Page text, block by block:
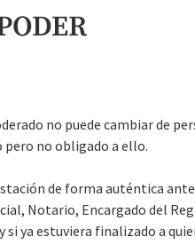
no puede cambiar de
no obligado a ello.
de forma auténtica
Notario, Encargado del
ya estuviera finalizado a